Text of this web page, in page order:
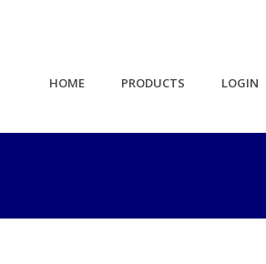
HOME PRODUCTS LOGIN